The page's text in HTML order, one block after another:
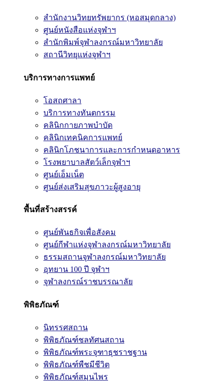
สำนักงานวิทยทรัพยากร (หอสมุดกลาง)
ศูนย์หนังสือแห่งจุฬาฯ
สำนักพิมพ์จุฬาลงกรณ์มหาวิทยาลัย
สถานีวิทยุแห่งจุฬาฯ
บริการทางการแพทย์
โอสถศาลา
บริการทางทันตกรรม
คลินิกกายภาพบำบัด
คลินิกเทคนิคการแพทย์
คลินิกโภชนาการและการกำหนดอาหาร
โรงพยาบาลสัตว์เล็กจุฬาฯ
ศูนย์เอ็มเน็ต
ศูนย์ส่งเสริมสุขภาวะผู้สูงอายุ
พื้นที่สร้างสรรค์
ศูนย์พันธกิจเพื่อสังคม
ศูนย์กีฬาแห่งจุฬาลงกรณ์มหาวิทยาลัย
ธรรมสถานจุฬาลงกรณ์มหาวิทยาลัย
อุทยาน 100 ปี จุฬาฯ
จุฬาลงกรณ์ราชบรรณาลัย
พิพิธภัณฑ์
นิทรรศสถาน
พิพิธภัณฑ์ชลทัศนสถาน
พิพิธภัณฑ์พระจุฑาธุชราชฐาน
พิพิธภัณฑ์พืชมีชีวิต
พิพิธภัณฑ์สมุนไพร